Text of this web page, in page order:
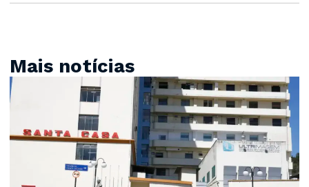
Mais notícias